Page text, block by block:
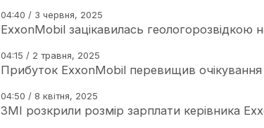
04:40 / 3 червня, 2025
ExxonMobil зацікавилась геологорозвідкою
04:15 / 2 травня, 2025
Прибуток ExxonMobil перевищив очікування
04:50 / 8 квітня, 2025
ЗМІ розкрили розмір зарплати керівника